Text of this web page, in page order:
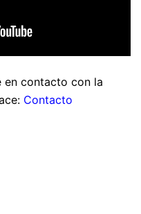
en contacto con la
Contacto